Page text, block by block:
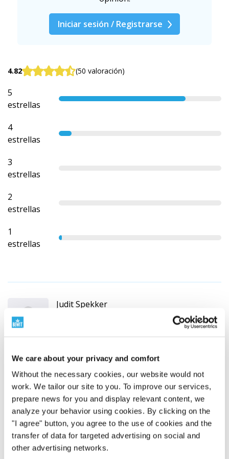
We care about your privacy and comfort
Without the necessary cookies, our website would not
work. We tailor our site to you. To improve our services,
prepare news for you and display relevant content, we
analyze your behavior using cookies. By clicking on the
"I agree" button, you agree to the use of cookies and the
transfer of data for targeted advertising on social and
other advertising networks.
Iniciar sesión / Registrarse
4.82 (50 valoración)
5
estrellas
4
estrellas
3
estrellas
2
estrellas
1
estrellas
Judit Spekker
Aromadiffúzor Smell 300, világos fa
Ez az első aromadiffuzor amit megvasaroltam. Teljesen
jól működik. Nagyon szépen világít. És nagyon jól
működik jól érződik az illóolaj. Teljesen meg vagyok
elégedve.